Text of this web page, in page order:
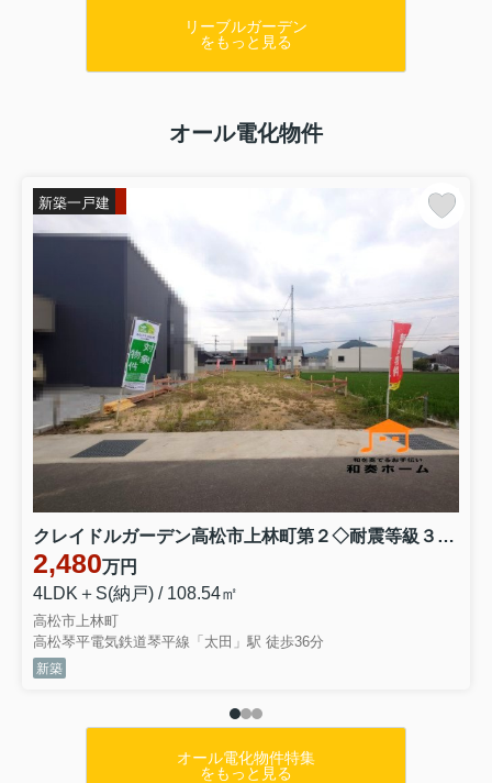
リーブルガーデン
をもっと見る
オール電化物件
新築一戸建
クレイドルガーデン高松市上林町第２◇耐震等級３取得の地震に強いオール電化住宅です！ １号棟
2,480万円
4LDK＋S(納戸) / 108.54㎡
高松市上林町
高松琴平電気鉄道琴平線「太田」駅 徒歩36分
新築
オール電化物件特集
をもっと見る